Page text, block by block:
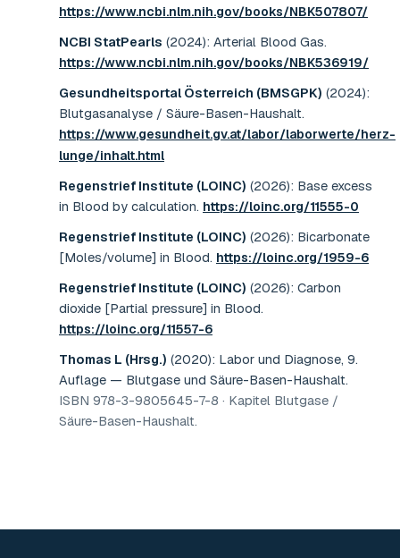
https://www.ncbi.nlm.nih.gov/books/NBK507807/
NCBI StatPearls (2024): Arterial Blood Gas.
https://www.ncbi.nlm.nih.gov/books/NBK536919/
Gesundheitsportal Österreich (BMSGPK) (2024):
Blutgasanalyse / Säure-Basen-Haushalt.
https://www.gesundheit.gv.at/labor/laborwerte/herz-
lunge/inhalt.html
Regenstrief Institute (LOINC) (2026): Base excess
in Blood by calculation. https://loinc.org/11555-0
Regenstrief Institute (LOINC) (2026): Bicarbonate
[Moles/volume] in Blood. https://loinc.org/1959-6
Regenstrief Institute (LOINC) (2026): Carbon
dioxide [Partial pressure] in Blood.
https://loinc.org/11557-6
Thomas L (Hrsg.) (2020): Labor und Diagnose, 9.
Auflage — Blutgase und Säure-Basen-Haushalt.
ISBN 978-3-9805645-7-8 · Kapitel Blutgase /
Säure-Basen-Haushalt.